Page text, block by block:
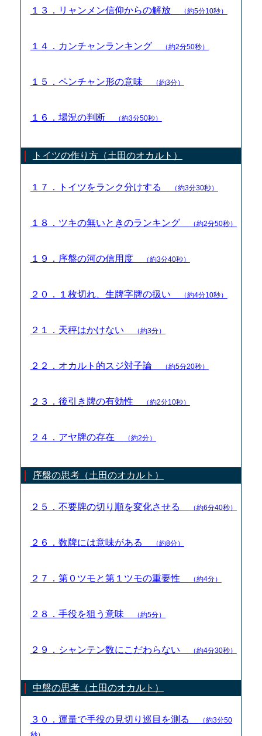
１３．リャンメン信仰からの解放 （約5分10秒）
１４．カンチャンランキング （約2分50秒）
１５．ペンチャン形の意味 （約3分）
１６．場況の判断 （約3分50秒）
トイツの作り方（土田のオカルト）
１７．トイツをランク分けする （約3分30秒）
１８．ツキの無いときのランキング （約2分50秒）
１９．序盤の河の信用度 （約3分40秒）
２０．１枚切れ、生牌字牌の扱い （約4分10秒）
２１．天秤はかけない （約3分）
２２．オカルト的スジ対子論 （約5分20秒）
２３．後引き牌の有効性 （約2分10秒）
２４．アヤ牌の存在 （約2分）
序盤の思考（土田のオカルト）
２５．不要牌の切り順を変化させる （約6分40秒）
２６．数牌には意味がある （約8分）
２７．第０ツモと第１ツモの重要性 （約4分）
２８．手役を狙う意味 （約5分）
２９．シャンテン数にこだわらない （約4分30秒）
中盤の思考（土田のオカルト）
３０．運量で手役の見切り巡目を測る
（約3分50